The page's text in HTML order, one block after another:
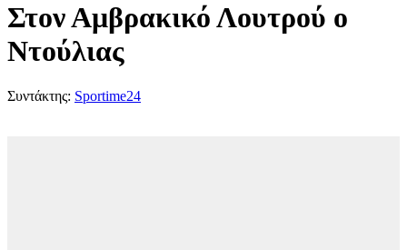
Στον Αμβρακικό Λουτρού ο
Ντούλιας
Συντάκτης: Sportime24